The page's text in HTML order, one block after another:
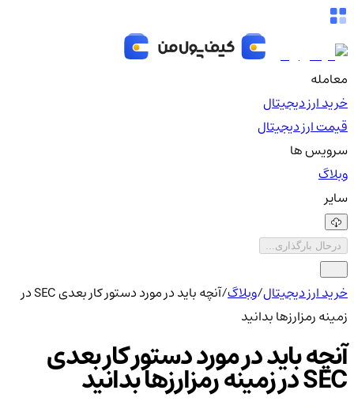
معامله
خرید ارز دیجیتال
قیمت ارز دیجیتال
سرویس ها
وبلاگ
سایر
درحال بارگذاری...
خرید ارز دیجیتال/وبلاگ/
آنچه باید در مورد دستور کار بعدی SEC در
زمینه رمزارزها بدانید
آنچه باید در مورد دستور کار بعدی
SEC در زمینه رمزارزها بدانید